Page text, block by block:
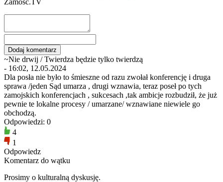
~Nie drwij / Twierdza będzie tylko twierdzą
- 16:02, 12.05.2024
Dla posła nie było to śmieszne od razu zwołał konferencję i druga
sprawa /jeden Sąd umarza , drugi wznawia, teraz poseł po tych
zamojskich konferencjach , sukcesach ,tak ambicje rozbudził, że już
pewnie te lokalne procesy / umarzane/ wznawiane niewiele go
obchodzą.
Odpowiedzi: 0
4
1
Odpowiedz
Komentarz do wątku
Prosimy o kulturalną dyskusję.